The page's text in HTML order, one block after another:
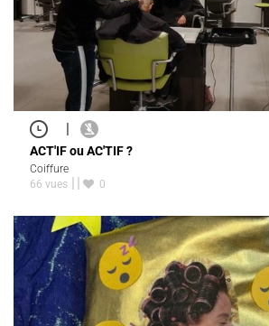
|
ACT'IF ou AC'TIF ?
Coiffure
66 vues
0